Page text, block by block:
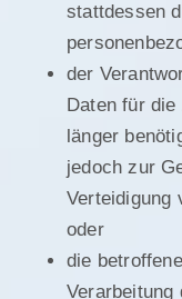
stattdessen
der
Daten für
länger
jedoch zur
Verteidigung
oder
die
Verarbeitung